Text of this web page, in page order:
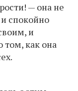
— она не
спокойно
и
как она